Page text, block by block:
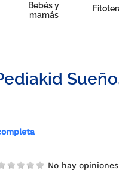
Bebés y
mamás
No hay